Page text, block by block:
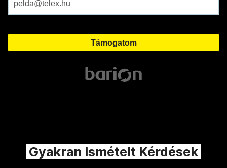
Gyakran Ismételt Kérdések